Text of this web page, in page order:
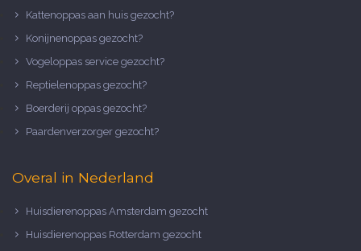
Kattenoppas aan huis gezocht?
Konijnenoppas gezocht?
Vogeloppas service gezocht?
Reptielenoppas gezocht?
Boerderij oppas gezocht?
Paardenverzorger gezocht?
Overal in Nederland
Huisdierenoppas Amsterdam gezocht
Huisdierenoppas Rotterdam gezocht